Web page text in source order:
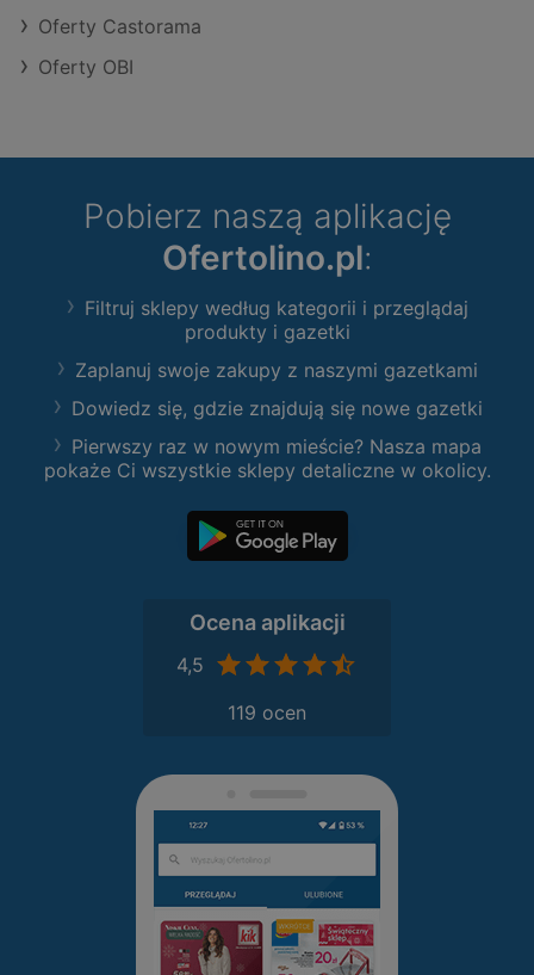
Oferty Castorama
Oferty OBI
Pobierz naszą aplikację
Ofertolino.pl:
Filtruj sklepy według kategorii i przeglądaj
produkty i gazetki
Zaplanuj swoje zakupy z naszymi gazetkami
Dowiedz się, gdzie znajdują się nowe gazetki
Pierwszy raz w nowym mieście? Nasza mapa
pokaże Ci wszystkie sklepy detaliczne w okolicy.
Ocena aplikacji
4,5
119 ocen